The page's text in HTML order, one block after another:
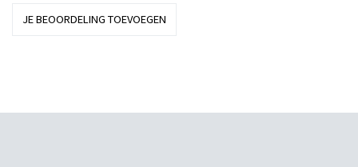
JE BEOORDELING TOEVOEGEN